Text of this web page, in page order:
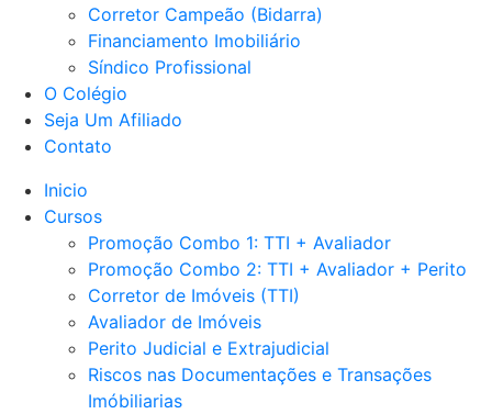
Corretor Campeão (Bidarra)
Financiamento Imobiliário
Síndico Profissional
O Colégio
Seja Um Afiliado
Contato
Inicio
Cursos
Promoção Combo 1: TTI + Avaliador
Promoção Combo 2: TTI + Avaliador + Perito
Corretor de Imóveis (TTI)
Avaliador de Imóveis
Perito Judicial e Extrajudicial
Riscos nas Documentações e Transações
Imóbiliarias